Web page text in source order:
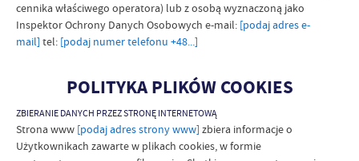
cennika właściwego operatora) lub z osobą wyznaczoną jako
Inspektor Ochrony Danych Osobowych e-mail: [podaj adres e-
mail] tel: [podaj numer telefonu +48...]
POLITYKA PLIKÓW COOKIES
ZBIERANIE DANYCH PRZEZ STRONĘ INTERNETOWĄ
Strona www [podaj adres strony www] zbiera informacje o
Użytkownikach zawarte w plikach cookies, w formie